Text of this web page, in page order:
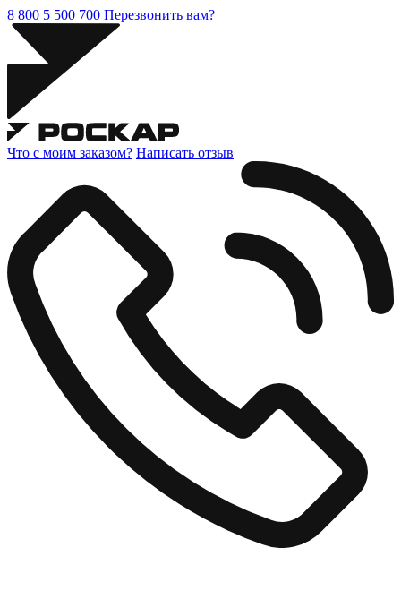
8 800 5 500 700 Перезвонить вам?
Что с моим заказом? Написать отзыв